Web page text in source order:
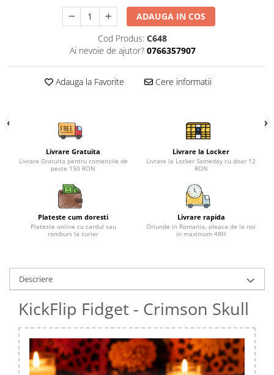
ADAUGA IN COS
Cod Produs: C648
Ai nevoie de ajutor? 0766357907
Adauga la Favorite Cere informatii
Livrare Gratuita
Livrare Gratuita pentru comenzile de
peste 150 RON
Livrare la Locker
Livrare la Locker Sameday cu doar 12
RON
Plateste cum doresti
Plateste online cu cardul sau
ramburs la curier
Livrare rapida
Oriunde in Romania, pleaca de la noi
in maximum 48H
Descriere
KickFlip Fidget - Crimson Skull